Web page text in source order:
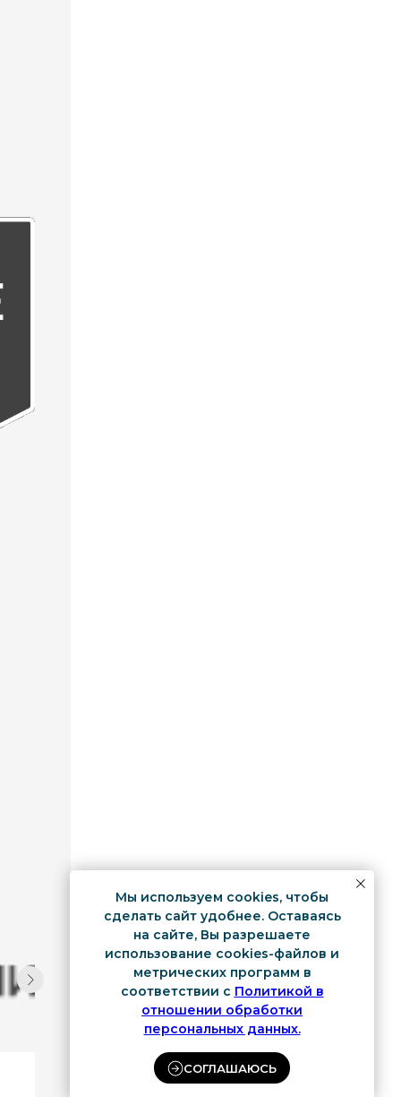
Мы используем cookies, чтобы
сделать сайт удобнее. Оставаясь
на сайте, Вы разрешаете
использование cookies-файлов и
метрических программ в
соответствии с Политикой в
отношении обработки
персональных данных.
СОГЛАШАЮСЬ